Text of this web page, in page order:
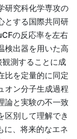
研究科化学専攻の
とする国際共同研
の反応率を左右
検出器を用いた高
測することに成
比を定量的に同定
オン分子生成過程
論と実験の不一致
区別して理解でき
に、将来的なエネ